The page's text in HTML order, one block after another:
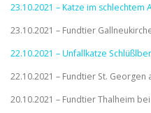
23.10.2021 – Katze im
23.10.2021 – Fundtier
22.10.2021 – Unfallkatze
22.10.2021 – Fundtier St.
20.10.2021 – Fundtier Thalheim